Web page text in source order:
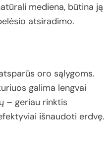
mediena, būtina ją
atsiradimo.
oro sąlygoms.
galima lengvai
– geriau rinktis
išnaudoti erdvę.